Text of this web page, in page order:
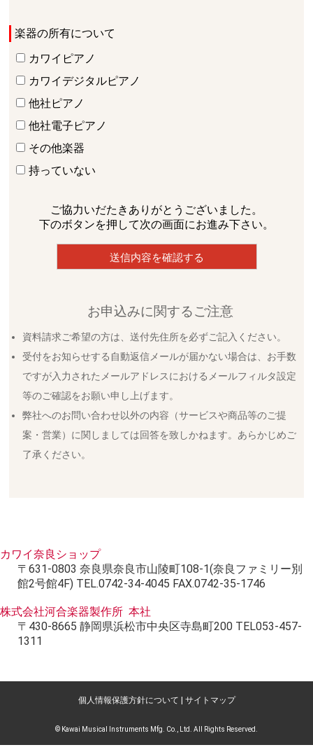
楽器の所有について
カワイピアノ
カワイデジタルピアノ
他社ピアノ
他社電子ピアノ
その他楽器
持っていない
ご協力いだたきありがとうございました。
下のボタンを押して次の画面にお進み下さい。
お申込みに関するご注意
資料請求ご希望の方は、送付先住所を必ずご記入ください。
受付をお知らせする自動返信メールが届かない場合は、お手数
ですが入力されたメールアドレスにおけるメールフィルタ設定
等のご確認をお願い申し上げます。
弊社へのお問い合わせ以外の内容（サービスや商品等のご提
案・営業）に関しましては回答を致しかねます。あらかじめご
了承ください。
カワイ奈良ショップ
〒631-0803 奈良県奈良市山陵町108-1(奈良ファミリー別
館2号館4F) TEL.0742-34-4045 FAX.0742-35-1746
株式会社河合楽器製作所 本社
〒430-8665 静岡県浜松市中央区寺島町200 TEL053-457-
1311
個人情報保護方針について サイトマップ
© Kawai Musical Instruments Mfg. Co., Ltd. All Rights Reserved.